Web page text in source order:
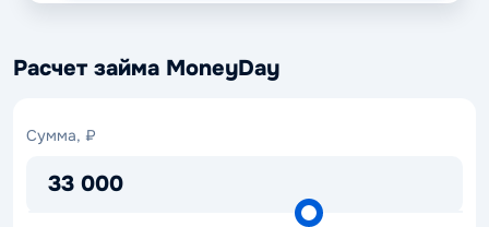
Расчет займа MoneyDay
Сумма, ₽
33 000
Сумма,